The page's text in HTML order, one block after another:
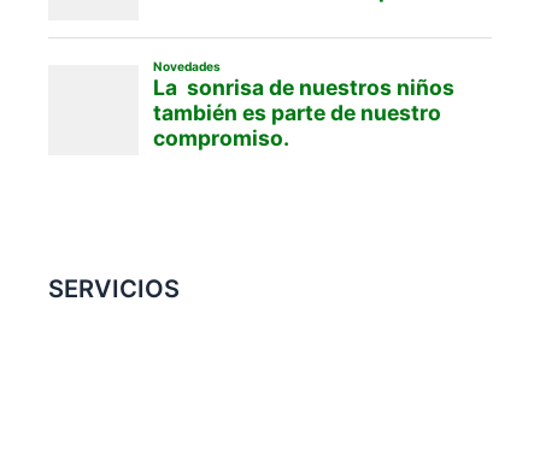
SERVICIOS